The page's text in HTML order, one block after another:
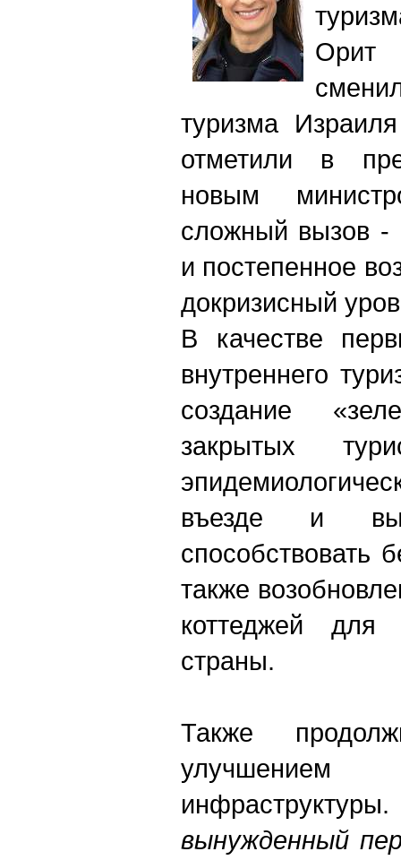
туризма
отметили в
новым
сложный вызов -
и постепенное
докризисный
В качестве
внутреннего
создание
закрытых
въезде и
способствовать
также
коттеджей
страны.
Также
улучшением
инфраструктуры.
вынужденный